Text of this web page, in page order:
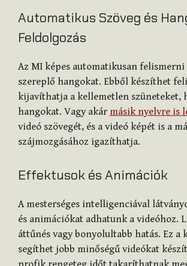
Automatikus Szöveg és
Feldolgozás
Az MI képes automatikusan felismerni
szereplő hangokat. Ebből készíthet
kijavíthatja a kellemetlen szüneteket,
hangokat. Vagy akár másik nyelvre is
videó szövegét, és a videó képét is a
szájmozgásához igazíthatja.
Effektusok és Animációk
A mesterséges intelligenciával
és animációkat adhatunk a videóhoz.
áttűnés vagy bonyolultabb hatás. Ez a
segíthet jobb minőségű videókat